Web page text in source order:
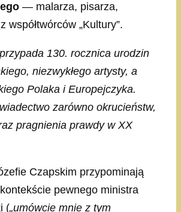
— malarza, pisarza,
współtwórców „Kultury”.
130. rocznica urodzin
niezwykłego artysty, a
Polaka i Europejczyka.
zarówno okrucieństw,
pragnienia prawdy w XX
Czapskim przypominają
pewnego ministra
(„umówcie mnie z tym